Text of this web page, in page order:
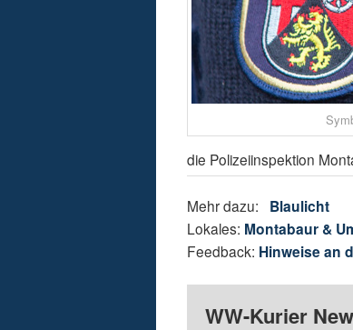
die Polizeiinspektion
Mehr dazu: Blaulicht
Lokales: Montabaur &
Feedback: Hinweise an
WW-Kurier